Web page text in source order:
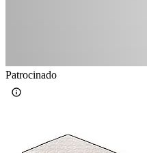
Patrocinado